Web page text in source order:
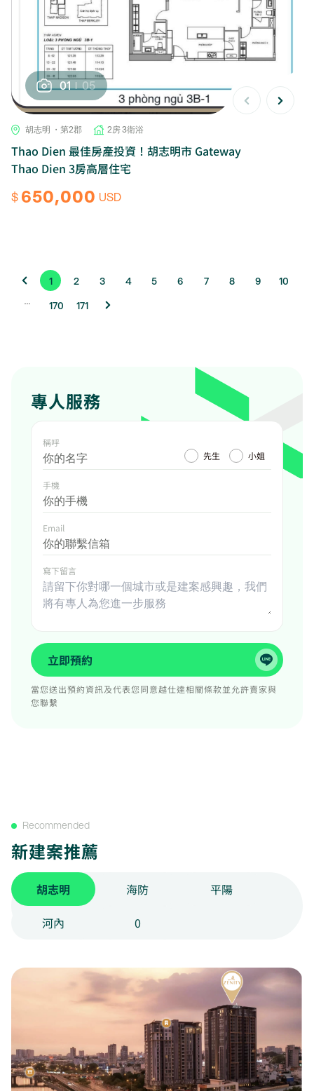
01 05
胡志明 ・第2郡 2房 3衛浴
Thao Dien 最佳房產投資！胡志明市 Gateway
Thao Dien 3房高層住宅
$ 650,000 USD
1 2 3 4 5 6 7 8 9 10
... 170 171
專人服務
稱呼
先生
小姐
手機
Email
寫下留言
立即預約
當您送出預約資訊及代表您同意越仕達相關條款並允許賣家與
您聯繫
Recommended
新建案推薦
胡志明 海防
平陽
河內
0